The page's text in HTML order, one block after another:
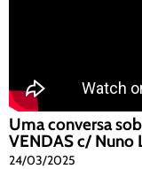
Uma conversa
VENDAS c/ Nuno
24/03/2025